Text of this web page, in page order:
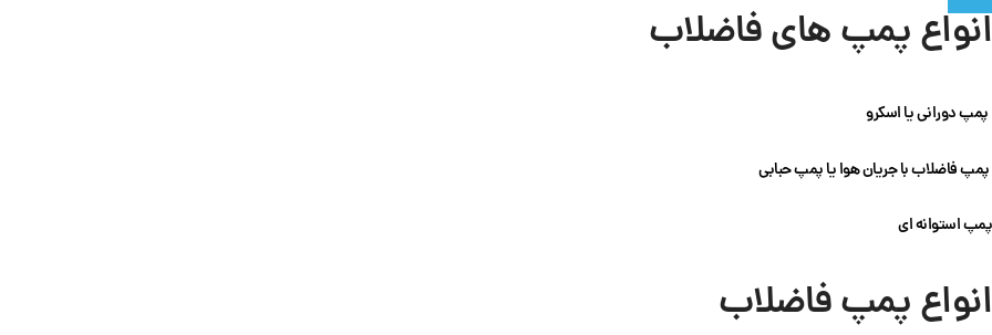
انواع پمپ های فاضلاب
پمپ دورانی یا اسکرو
پمپ فاضلاب با جریان هوا یا پمپ حبابی
پمپ استوانه ای
انواع پمپ فاضلاب